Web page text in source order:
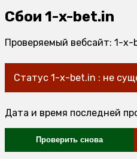
Сбои 1-x-bet.in
Проверяемый вебсайт: 1-x-
Статус 1-x-bet.in : не
Дата и время последней
Проверить снова